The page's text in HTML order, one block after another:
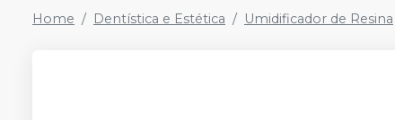
Home Dentística e Estética Umidificador de Resina